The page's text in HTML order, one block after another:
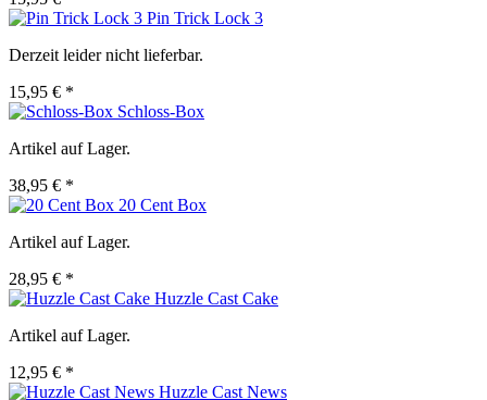
Pin Trick Lock 3
Derzeit leider nicht lieferbar.
15,95 € *
Schloss-Box
Artikel auf Lager.
38,95 € *
20 Cent Box
Artikel auf Lager.
28,95 € *
Huzzle Cast Cake
Artikel auf Lager.
12,95 € *
Huzzle Cast News